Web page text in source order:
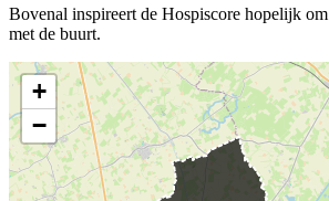
Bovenal inspireert de Hospiscore hopelijk om
met de buurt.
+
−